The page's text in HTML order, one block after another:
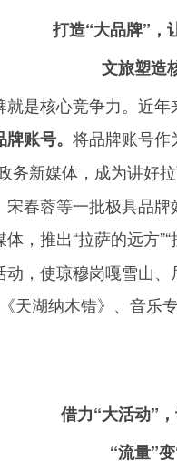
打造“大品牌”，
文旅塑造
是核心竞争力。近
账号。 将品牌账号作
务新媒体，成为讲好
春蓉等一批极具品
，推出“拉萨的远方
动，使琼穆岗嘎雪山
《天湖纳木错》、音
借力“大活动”
“流量”